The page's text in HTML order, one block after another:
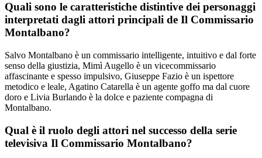
Quali sono le caratteristiche distintive dei personaggi
interpretati dagli attori principali de Il Commissario
Montalbano?
Salvo Montalbano è un commissario intelligente, intuitivo e dal forte
senso della giustizia, Mimì Augello è un vicecommissario
affascinante e spesso impulsivo, Giuseppe Fazio è un ispettore
metodico e leale, Agatino Catarella è un agente goffo ma dal cuore
doro e Livia Burlando è la dolce e paziente compagna di
Montalbano.
Qual è il ruolo degli attori nel successo della serie
televisiva Il Commissario Montalbano?